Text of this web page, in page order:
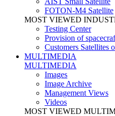
FOTON-M4 Satellite
MOST VIEWED
Testing Center
Provision of
Customers Satellites
MULTIMEDIA
MULTIMEDIA
Images
Image Archive
Management Views
Videos
MOST VIEWED